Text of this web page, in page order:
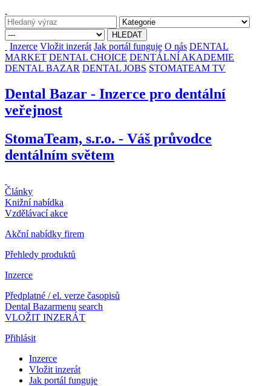
Inzerce Vložit inzerát Jak portál funguje O nás DENTAL
MARKET DENTAL CHOICE DENTÁLNÍ AKADEMIE
DENTAL BAZAR DENTAL JOBS STOMATEAM TV
Dental Bazar - Inzerce pro dentální
veřejnost
StomaTeam, s.r.o. - Váš průvodce
dentálním světem
Články
Knižní nabídka
Vzdělávací akce
Akční nabídky firem
Přehledy produktů
Inzerce
Předplatné / el. verze časopisů
Dental Bazarmenu search
VLOŽIT INZERÁT
Přihlásit
Inzerce
Vložit inzerát
Jak portál funguje